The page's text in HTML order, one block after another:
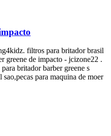
filtros para britador brasil
greene de impacto - jcizone22 .
britador barber greene s
para maquina de moer